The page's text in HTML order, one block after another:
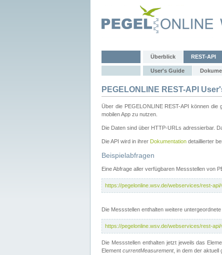
Überblick REST-API
User's Guide
PEGELONLINE REST-API
Über die PEGELONLINE REST-API können
mobilen App zu nutzen.
Die Daten sind über HTTP-URLs adressierbar.
Die API wird in ihrer Dokumentation detaillierter
Beispielabfragen
Eine Abfrage aller verfügbaren Messstellen von
https://pegelonline.wsv.de/webservices/rest-
Die Messstellen enthalten weitere
https://pegelonline.wsv.de/webservices/rest-
Die Messstellen enthalten jetzt jeweils das
Element currentMeasurement, in dem der aktuell